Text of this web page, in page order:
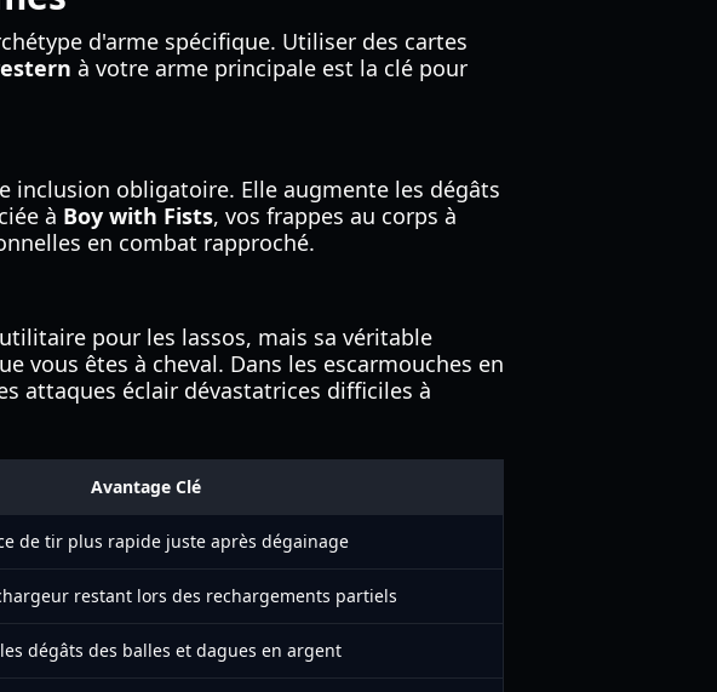
d'arme spécifique. Utiliser des cartes
à votre arme principale est la clé pour
inclusion obligatoire. Elle augmente les dégâts
à Boy with Fists, vos frappes au corps à
en combat rapproché.
pour les lassos, mais sa véritable
vous êtes à cheval. Dans les escarmouches en
attaques éclair dévastatrices difficiles à
Avantage Clé
de tir plus rapide juste après dégainage
restant lors des rechargements partiels
dégâts des balles et dagues en argent